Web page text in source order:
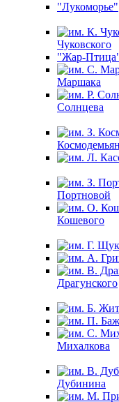
"Лукоморье"
Чуковского
"Жар-
Маршака
Солнцева
Портновой
Кошевого
Драгунского
Михалкова
Дубинина